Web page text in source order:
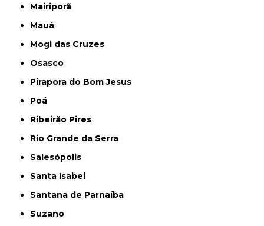
Mairiporã
Mauá
Mogi das Cruzes
Osasco
Pirapora do Bom Jesus
Poá
Ribeirão Pires
Rio Grande da Serra
Salesópolis
Santa Isabel
Santana de Parnaíba
Suzano